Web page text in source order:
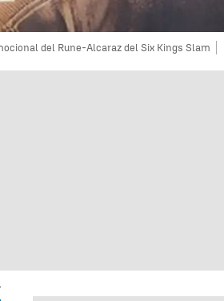
del Rune-Alcaraz del Six Kings Slam